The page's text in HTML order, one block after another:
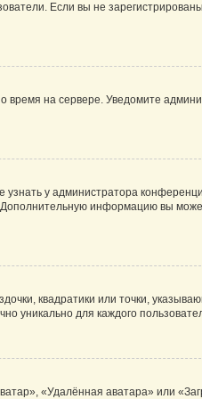
Если вы не
время на сервере. Уведомите
у администратора
Дополнительную информацию вы
квадратики или точки,
уникально для каждого
«Удалённая аватара» или